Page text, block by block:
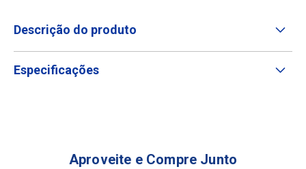
Descrição do produto
Especificações
Aproveite e Compre Junto